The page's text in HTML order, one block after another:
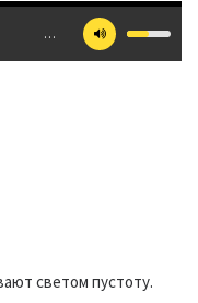
…
светом пустоту.